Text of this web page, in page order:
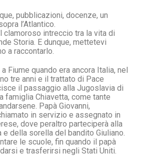
pubblicazioni, docenze, un
l’Atlantico.
clamoroso intreccio tra la vita di
Storia. E dunque, mettetevi
a raccontarlo.
Fiume quando era ancora Italia, nel
tre anni e il trattato di Pace
il passaggio alla Jugoslavia di
famiglia Chiavetta, come tante
Papà Giovanni,
in servizio e assegnato in
dove peraltro parteciperà alla
e della sorella del bandito Giuliano.
le scuole, fin quando il papà
e trasferirsi negli Stati Uniti.